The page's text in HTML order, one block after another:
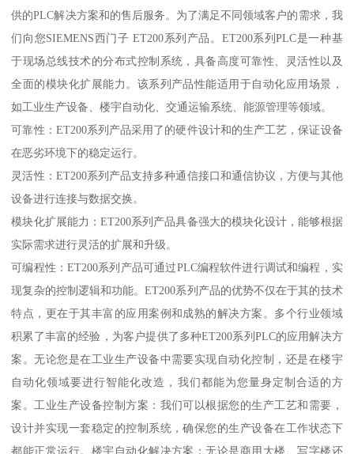
供的PLC解决方案和的售后服务。为了满足不同领域客户的需求，我
们向您SIEMENS西门子 ET200系列产品。ET200系列PLC是一种基
于现场总线技术的分布式控制系统，具备高度可靠性、灵活性以及
全面的模块化扩展能力。该系列产品性能适用于自动化应用场景，
如工业生产设备、楼宇自动化、交通运输系统、能源管理等领域。
可靠性：ET200系列产品采用了的硬件设计和的生产工艺，保证设备
在恶劣环境下的稳定运行。
灵活性：ET200系列产品支持多种通信接口和通信协议，方便与其他
设备进行连接与数据交换。
模块化扩展能力：ET200系列产品具备强大的模块化设计，能够根据
实际需求进行灵活的扩展和升级。
可编程性：ET200系列产品可通过PLC编程软件进行调试和编程，实
现复杂的控制逻辑和功能。ET200系列产品的优势不仅在于其的技术
特点，更在于其丰富的应用案例和成熟的解决方案。多个行业领域
积累了丰富的经验，为客户提供了多种ET200系列PLC的应用解决方
案。无论您是在工业生产设备中需要实现自动化控制，还是在楼宇
自动化领域要进行智能化改造，我们都能为您量身定制合适的方
案。工业生产设备控制方案：我们可以根据您的生产工艺和需要，
设计并实现一套稳定的控制系统，确保您的生产设备在工作状态下
都能正常运行。楼宇自动化解决方案：无论是商用大楼、写字楼还